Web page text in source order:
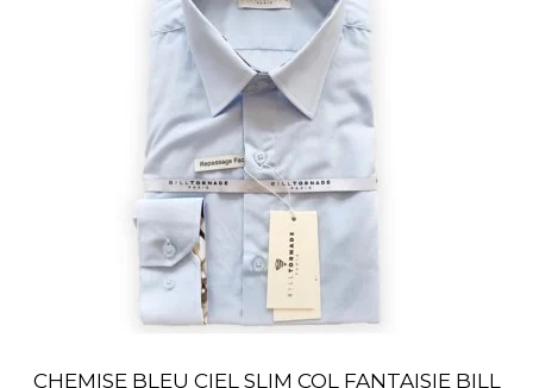
CHEMISE BLEU CIEL SLIM COL FANTAISIE BILL